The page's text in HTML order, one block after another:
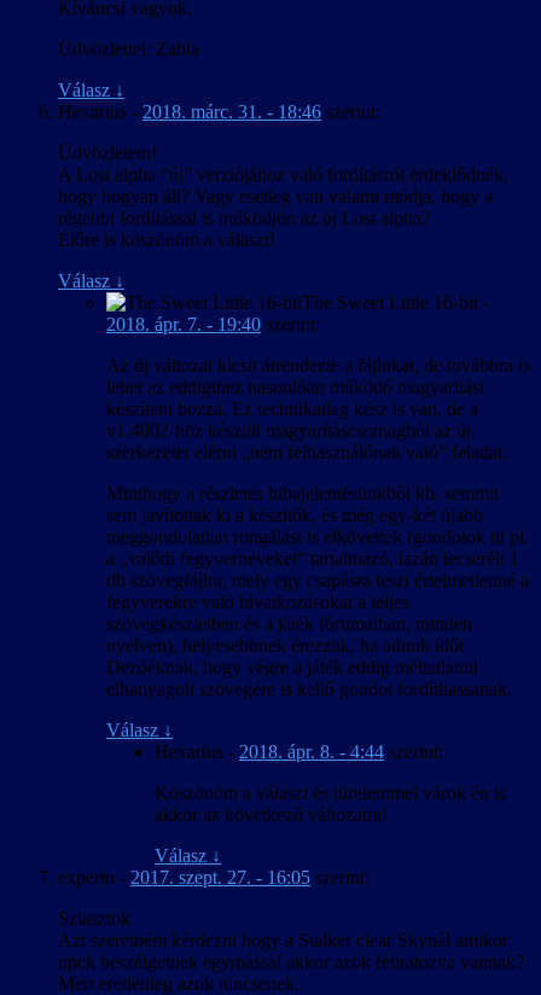
Kíváncsi vagyok.
Üdvözlettel: Zabla
Válasz ↓
Hexarius - 2018. márc. 31. - 18:46 szerint:
Üdvözletem!
A Lost alpha “új” verziójához való fordításról érdeklődnék,
hogy hogyan áll? Vagy esetleg van valami módja, hogy a
régebbi fordítással is működjön az új Lost alpha?
Előre is köszönöm a választ!
Válasz ↓
The Sweet Little 16-bit -
2018. ápr. 7. - 19:40 szerint:
Az új változat kicsit átrendezte a fájlokat, de továbbra is
lehet az eddigihez hasonlóan működő magyarítást
készíteni hozzá. Ez technikailag kész is van, de a
v1.4002-höz készült magyarításcsomagból az új
szerkezetet elérni „nem felhasználónak való” feladat.
Minthogy a részletes hibajelentésünkből kb. semmit
sem javítottak ki a készítők, és még egy-két újabb
meggondolatlan rongálást is elkövettek (gondolok itt pl.
a „valódi fegyverneveket” tartalmazó, lazán lecserélt 1
db szövegfájlra, mely egy csapásra teszi értelmetlenné a
fegyverekre való hivatkozásokat a teljes
szövegkészletben és a játék fórumaiban, minden
nyelven), helyesebbnek érezzük, ha adunk időt
Dezóéknak, hogy végre a játék eddig méltatlanul
elhanyagolt szövegére is kellő gondot fordíthassanak.
Válasz ↓
Hexarius - 2018. ápr. 8. - 4:44 szerint:
Köszönöm a választ és türelemmel várok én is
akkor az következő változatra!
Válasz ↓
experto - 2017. szept. 27. - 16:05 szerint:
Sziasztok
Azt szeretném kérdezni hogy a Stalker clear Skynál amikor
npck beszélgetnek egymással akkor azok feliratozva vannak?
Mert eredetileg azok nincsenek.